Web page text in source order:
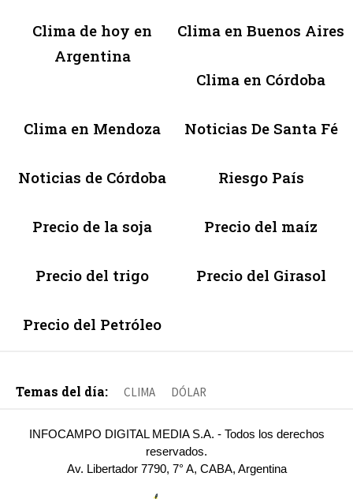
Clima de hoy en
Argentina
Clima en Buenos Aires
Clima en Córdoba
Clima en Mendoza Noticias De Santa Fé
Noticias de Córdoba Riesgo País
Precio de la soja Precio del maíz
Precio del trigo Precio del Girasol
Precio del Petróleo
Temas del día: CLIMA DÓLAR
INFOCAMPO DIGITAL MEDIA S.A. - Todos los derechos
reservados.
Av. Libertador 7790, 7° A, CABA, Argentina